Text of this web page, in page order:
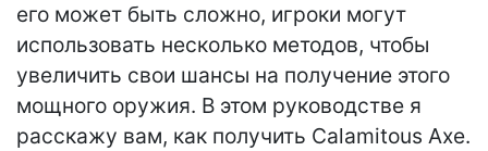
его может быть сложно, игроки могут
использовать несколько методов, чтобы
увеличить свои шансы на получение этого
мощного оружия. В этом руководстве я
расскажу вам, как получить Calamitous Axe.